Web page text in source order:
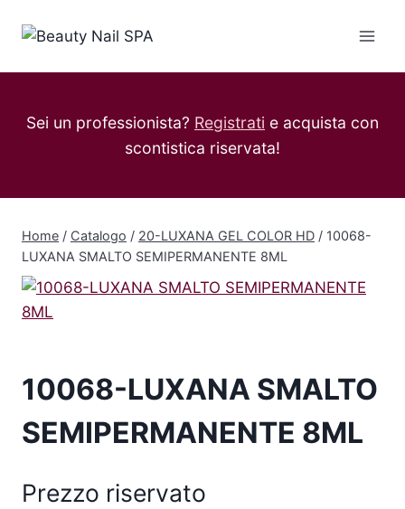
Sei un professionista? Registrati e acquista con
scontistica riservata!
Home / Catalogo / 20-LUXANA GEL COLOR HD / 10068-
LUXANA SMALTO SEMIPERMANENTE 8ML
10068-LUXANA SMALTO
SEMIPERMANENTE 8ML
Prezzo riservato